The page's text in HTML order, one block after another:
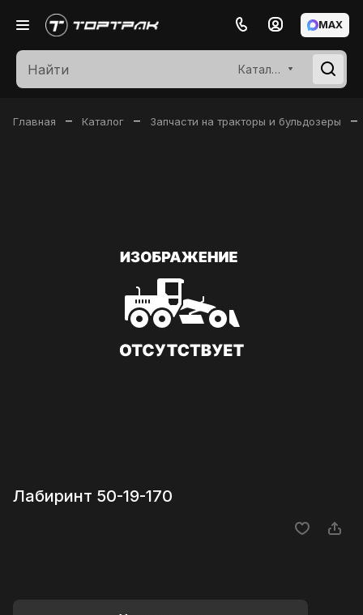
Каталог
MAX
Главная – Каталог – Запчасти на тракторы и бульдозеры –
Лабиринт 50-19-170